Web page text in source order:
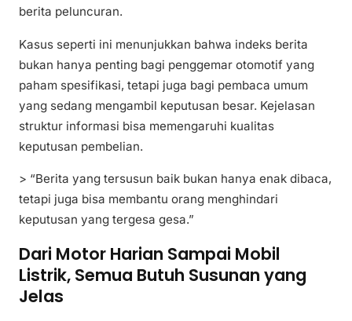
berita peluncuran.
Kasus seperti ini menunjukkan bahwa indeks berita
bukan hanya penting bagi penggemar otomotif yang
paham spesifikasi, tetapi juga bagi pembaca umum
yang sedang mengambil keputusan besar. Kejelasan
struktur informasi bisa memengaruhi kualitas
keputusan pembelian.
> “Berita yang tersusun baik bukan hanya enak dibaca,
tetapi juga bisa membantu orang menghindari
keputusan yang tergesa gesa.”
Dari Motor Harian Sampai Mobil
Listrik, Semua Butuh Susunan yang
Jelas